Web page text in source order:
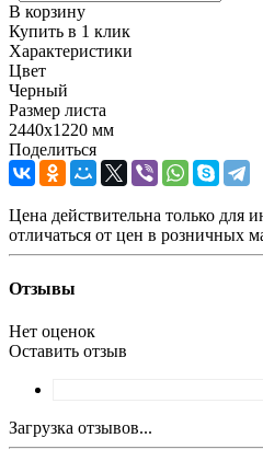
В корзину
Купить в 1 клик
Характеристики
Цвет
Черный
Размер листа
2440х1220 мм
Поделиться
Цена действительна только для
отличаться от цен в розничных
Отзывы
Нет оценок
Оставить отзыв
Загрузка отзывов...